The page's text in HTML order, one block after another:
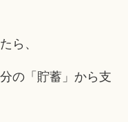
ら、
の「貯蓄」から支